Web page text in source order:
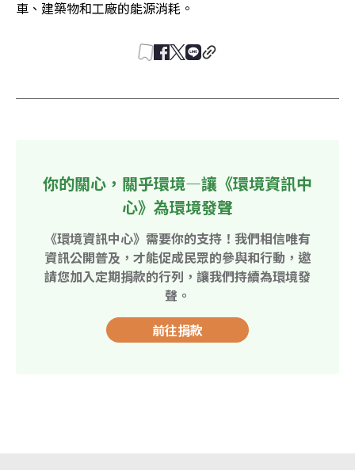
車、建築物和工廠的能源消耗。
你的關心，關乎環境—讓《環境資訊中
心》為環境發聲
《環境資訊中心》需要你的支持！我們相信唯有
資訊公開普及，才能促成民眾的參與和行動，邀
請您加入定期捐款的行列，讓我們持續為環境發
聲。
前往捐款